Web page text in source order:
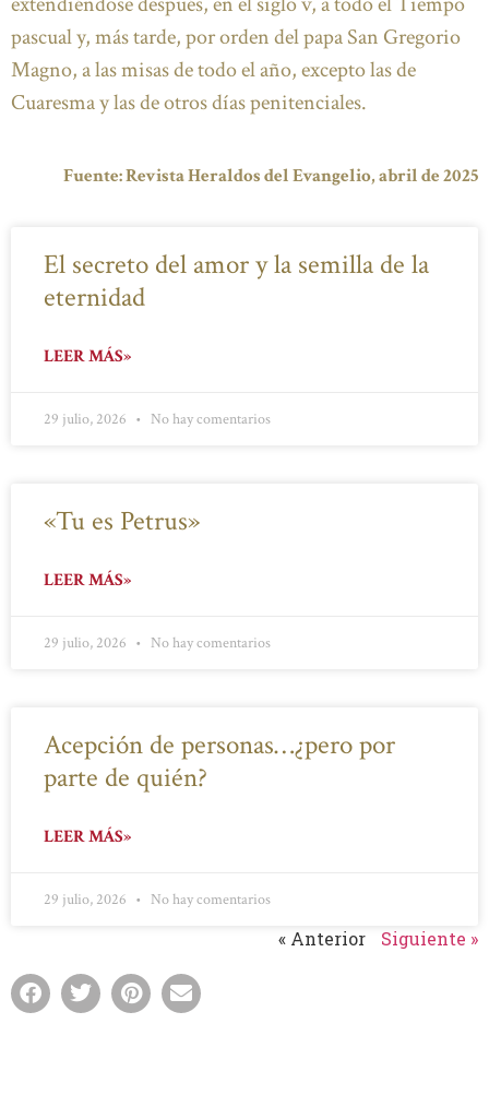
pascual y, más tarde, por orden del papa San Gregorio
Magno, a las misas de todo el año, excepto las de
Cuaresma y las de otros días penitenciales.
Fuente: Revista Heraldos del Evangelio, abril de 2025
El secreto del amor y la semilla de la
eternidad
LEER MÁS»
29 julio, 2026 No hay comentarios
«Tu es Petrus»
LEER MÁS»
29 julio, 2026 No hay comentarios
Acepción de personas…¿pero por
parte de quién?
LEER MÁS»
29 julio, 2026 No hay comentarios
« Anterior Siguiente »